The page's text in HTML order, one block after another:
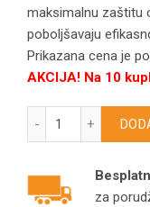
maksimalnu zaštitu
poboljšavaju
Prikazana cena je
AKCIJA! Na 10
ISKRA kese
za